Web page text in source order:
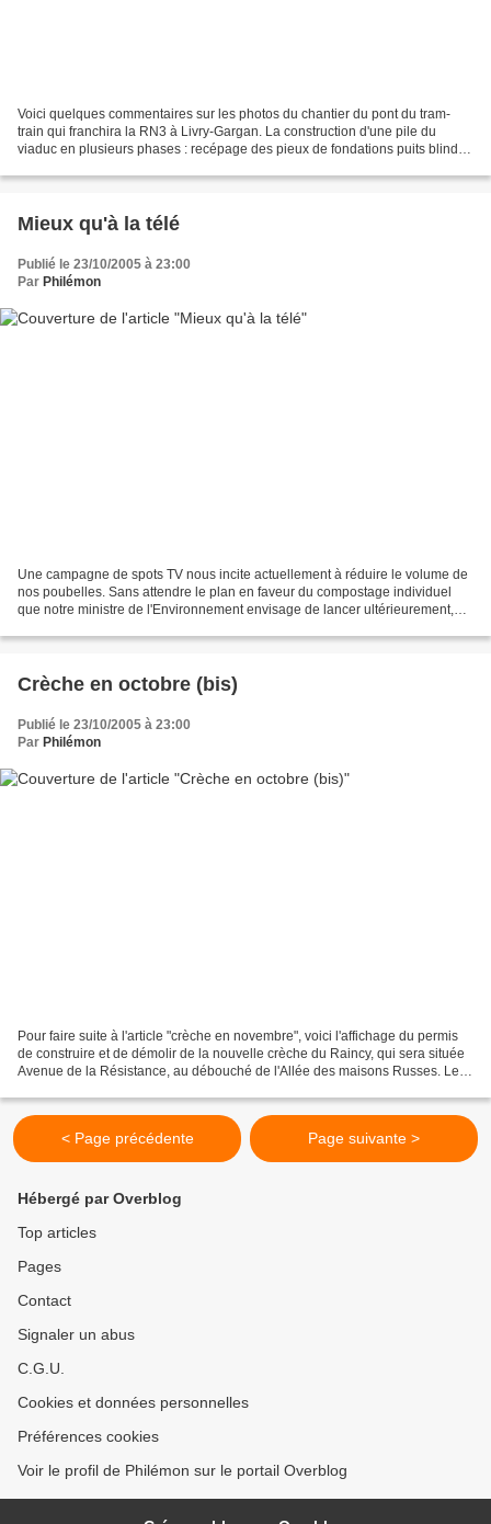
Voici quelques commentaires sur les photos du chantier du pont du tram-
train qui franchira la RN3 à Livry-Gargan. La construction d'une pile du
viaduc en plusieurs phases : recépage des pieux de fondations puits blindé
Mieux qu'à la télé
Publié le 23/10/2005 à 23:00
Par Philémon
Une campagne de spots TV nous incite actuellement à réduire le volume de
nos poubelles. Sans attendre le plan en faveur du compostage individuel
que notre ministre de l'Environnement envisage de lancer ultérieurement,
Crèche en octobre (bis)
Publié le 23/10/2005 à 23:00
Par Philémon
Pour faire suite à l'article "crèche en novembre", voici l'affichage du permis
de construire et de démolir de la nouvelle crèche du Raincy, qui sera située
Avenue de la Résistance, au débouché de l'Allée des maisons Russes. Le
< Page précédente Page suivante >
Hébergé par Overblog
Top articles
Pages
Contact
Signaler un abus
C.G.U.
Cookies et données personnelles
Préférences cookies
Voir le profil de Philémon sur le portail Overblog